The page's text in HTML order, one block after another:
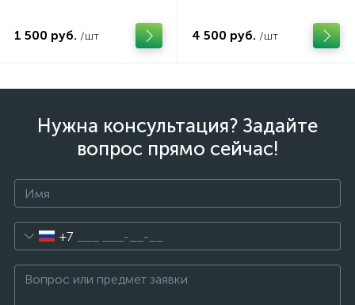
1 500 руб. /шт 4 500 руб. /шт
Нужна консультация? Задайте
вопрос прямо сейчас!
+7